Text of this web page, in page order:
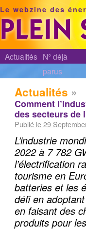
Le webzine des
Actualités N° déjà
parus
Actualités »
Comment
des secteurs de
Publié le 29
L’industrie
2022 à 7 782
l’électrification
tourisme en
batteries et les
défi en
en faisant des
produits pour